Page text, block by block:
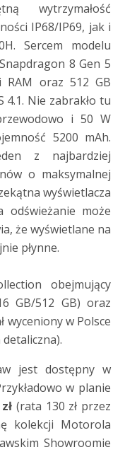
wytrzymałość
IP68/IP69, jak i
Sercem modelu
8 Gen 5
RAM oraz 512 GB
4.1. Nie zabrakło tu
i 50 W
5200 mAh.
z najbardziej
o maksymalnej
wyświetlacza
odświeżanie może
że wyświetlane na
płynne.
obejmujący
GB/512 GB) oraz
wyceniony w Polsce
jest dostępny w
w planie
(rata 130 zł przez
kolekcji Motorola
Showroomie